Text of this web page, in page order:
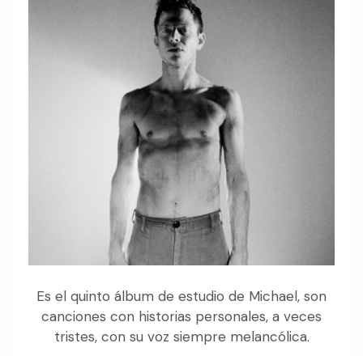
Es el quinto álbum de estudio de Michael, son
canciones con historias personales, a veces
tristes, con su voz siempre melancólica.